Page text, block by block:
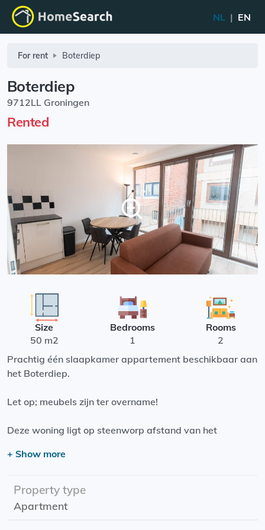
NL | EN
For rent Boterdiep
Boterdiep
9712LL Groningen
Rented
Size
50 m2
Bedrooms
1
Rooms
2
Prachtig één slaapkamer appartement beschikbaar aan
het Boterdiep.
Let op; meubels zijn ter overname!
Deze woning ligt op steenworp afstand van het
Daarnaast zijn winkels en supermarkten om de hoek en
(of een kleine 3 minuten fietsen)!
Deze woonruimte is volledig van alle gemakken
+ Show more
Property type
Apartment